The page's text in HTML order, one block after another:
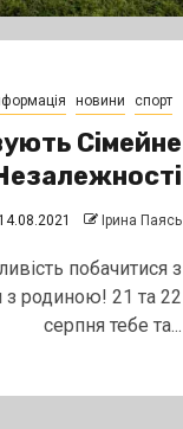
новини спорт
Сімейне
14.08.2021 Ірина Паясь
побачитися з
з родиною! 21 та 22
серпня тебе та...